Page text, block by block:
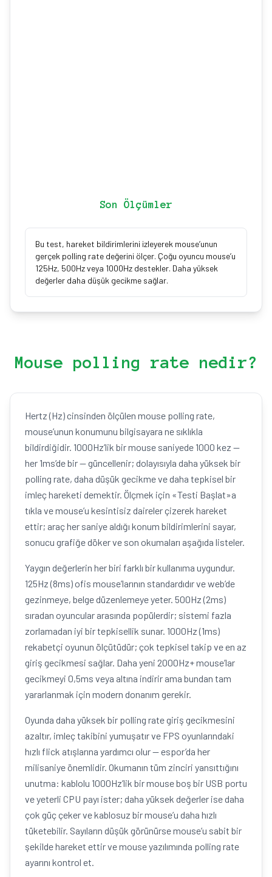
Son Ölçümler
Bu test, hareket bildirimlerini izleyerek mouse’unun
gerçek polling rate değerini ölçer. Çoğu oyuncu mouse’u
125Hz, 500Hz veya 1000Hz destekler. Daha yüksek
değerler daha düşük gecikme sağlar.
Mouse polling rate nedir?
Hertz (Hz) cinsinden ölçülen mouse polling rate,
mouse’unun konumunu bilgisayara ne sıklıkla
bildirdiğidir. 1000Hz’lik bir mouse saniyede 1000 kez —
her 1ms’de bir — güncellenir; dolayısıyla daha yüksek bir
polling rate, daha düşük gecikme ve daha tepkisel bir
imleç hareketi demektir. Ölçmek için «Testi Başlat»a
tıkla ve mouse’u kesintisiz daireler çizerek hareket
ettir; araç her saniye aldığı konum bildirimlerini sayar,
sonucu grafiğe döker ve son okumaları aşağıda listeler.
Yaygın değerlerin her biri farklı bir kullanıma uygundur.
125Hz (8ms) ofis mouse’larının standardıdır ve web’de
gezinmeye, belge düzenlemeye yeter. 500Hz (2ms)
sıradan oyuncular arasında popülerdir; sistemi fazla
zorlamadan iyi bir tepkisellik sunar. 1000Hz (1ms)
rekabetçi oyunun ölçütüdür; çok tepkisel takip ve en az
giriş gecikmesi sağlar. Daha yeni 2000Hz+ mouse’lar
gecikmeyi 0,5ms veya altına indirir ama bundan tam
yararlanmak için modern donanım gerekir.
Oyunda daha yüksek bir polling rate giriş gecikmesini
azaltır, imleç takibini yumuşatır ve FPS oyunlarındaki
hızlı flick atışlarına yardımcı olur — espor’da her
milisaniye önemlidir. Okumanın tüm zinciri yansıttığını
unutma: kablolu 1000Hz’lik bir mouse boş bir USB portu
ve yeterli CPU payı ister; daha yüksek değerler ise daha
çok güç çeker ve kablosuz bir mouse’u daha hızlı
tüketebilir. Sayıların düşük görünürse mouse’u sabit bir
şekilde hareket ettir ve mouse yazılımında polling rate
ayarını kontrol et.